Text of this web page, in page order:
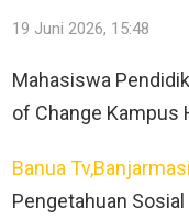
19 Juni 2026, 15:48
Mahasiswa
of Change Kampus
Banua
Pengetahuan